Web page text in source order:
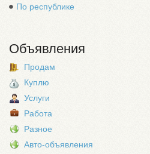
По республике
Объявления
Продам
Куплю
Услуги
Работа
Разное
Авто-объявления